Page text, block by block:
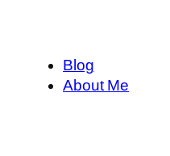
Blog
About Me